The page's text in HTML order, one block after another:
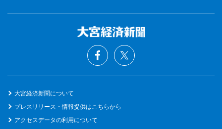
大宮経済新聞について
プレスリリース・情報提供はこちらから
アクセスデータの利用について